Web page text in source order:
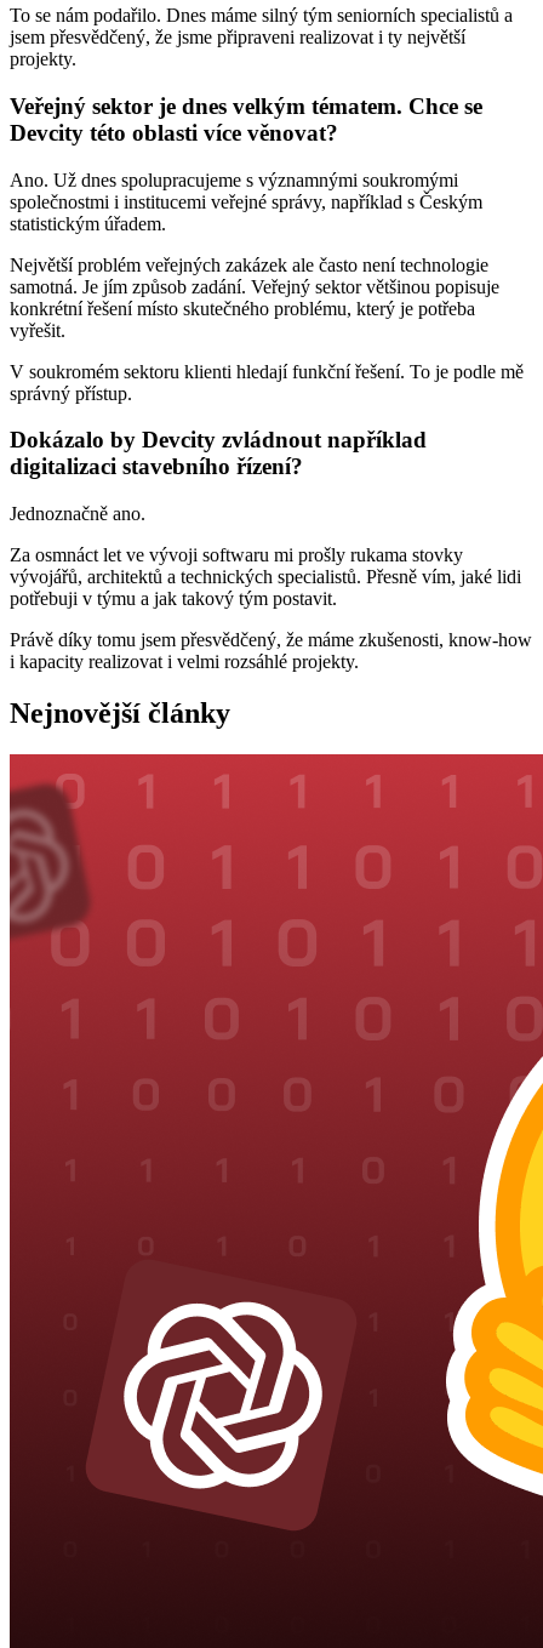
To se nám podařilo. Dnes máme silný tým seniorních specialistů a
jsem přesvědčený, že jsme připraveni realizovat i ty největší
projekty.
Veřejný sektor je dnes velkým tématem. Chce se
Devcity této oblasti více věnovat?
Ano. Už dnes spolupracujeme s významnými soukromými
společnostmi i institucemi veřejné správy, například s Českým
statistickým úřadem.
Největší problém veřejných zakázek ale často není technologie
samotná. Je jím způsob zadání. Veřejný sektor většinou popisuje
konkrétní řešení místo skutečného problému, který je potřeba
vyřešit.
V soukromém sektoru klienti hledají funkční řešení. To je podle mě
správný přístup.
Dokázalo by Devcity zvládnout například
digitalizaci stavebního řízení?
Jednoznačně ano.
Za osmnáct let ve vývoji softwaru mi prošly rukama stovky
vývojářů, architektů a technických specialistů. Přesně vím, jaké lidi
potřebuji v týmu a jak takový tým postavit.
Právě díky tomu jsem přesvědčený, že máme zkušenosti, know-how
i kapacity realizovat i velmi rozsáhlé projekty.
Nejnovější články